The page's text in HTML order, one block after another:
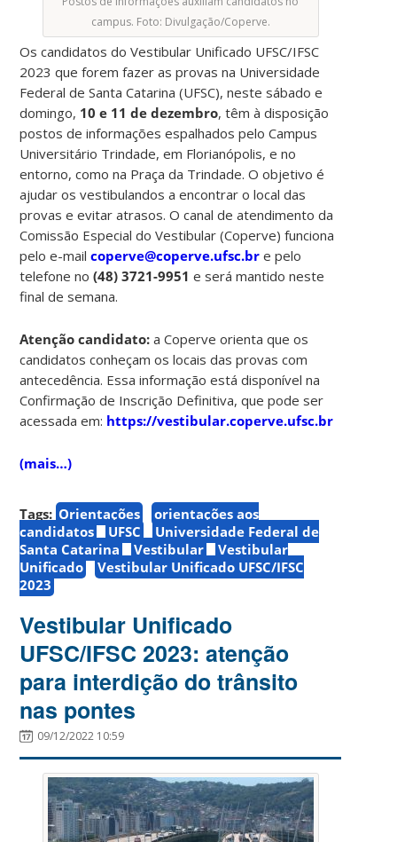
campus. Foto: Divulgação/Coperve.
Os candidatos do Vestibular Unificado UFSC/IFSC
2023 que forem fazer as provas na Universidade
Federal de Santa Catarina (UFSC), neste sábado e
domingo, 10 e 11 de dezembro, têm à disposição
postos de informações espalhados pelo Campus
Universitário Trindade, em Florianópolis, e no
entorno, como na Praça da Trindade. O objetivo é
ajudar os vestibulandos a encontrar o local das
provas e evitar atrasos. O canal de atendimento da
Comissão Especial do Vestibular (Coperve) funciona
pelo e-mailcoperve@coperve.ufsc.bre pelo
telefone no(48) 3721-9951 e será mantido neste
final de semana.
Atenção candidato:a Coperve orienta que os
candidatos conheçam os locais das provas com
antecedência. Essa informação está disponível na
Confirmação de Inscrição Definitiva, que pode ser
acessada em: https://vestibular.coperve.ufsc.br
(mais…)
Tags: Orientações
orientações aos
candidatos
UFSC
Universidade Federal de
Santa Catarina
Vestibular
Vestibular
Unificado
Vestibular Unificado UFSC/IFSC
2023
Vestibular Unificado
UFSC/IFSC 2023: atenção
para interdição do trânsito
nas pontes
09/12/2022 10:59